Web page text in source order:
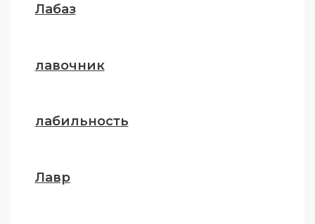
Лабаз
лавочник
лабильность
Лавр